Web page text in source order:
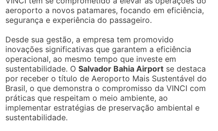
aeroporto a novos patamares, focando em eficiência,
segurança e experiência do passageiro.
Desde sua gestão, a empresa tem promovido
inovações significativas que garantem a eficiência
operacional, ao mesmo tempo que investe em
sustentabilidade. OSalvador Bahia Airport se destaca
por receber o título de Aeroporto Mais Sustentável do
Brasil, o que demonstra o compromisso da VINCI com
práticas que respeitam o meio ambiente, ao
implementar estratégias de preservação ambiental e
sustentabilidade.